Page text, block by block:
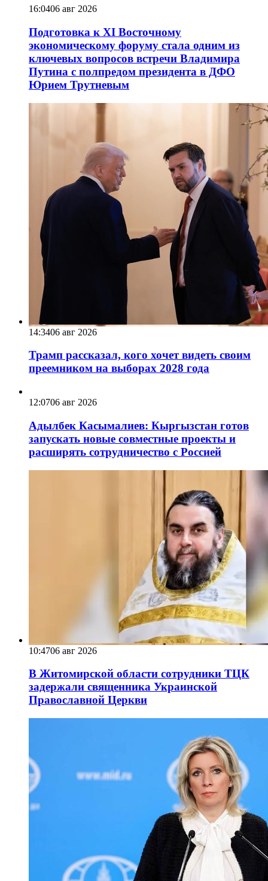
16:0406 авг 2026
Подготовка к XI Восточному
экономическому форуму стала одним из
ключевых вопросов встречи Владимира
Путина с полпредом президента в ДФО
Юрием Трутневым
14:3406 авг 2026
Трамп рассказал, кого хочет видеть своим
преемником на выборах 2028 года
12:0706 авг 2026
Адылбек Касымалиев: Кыргызстан готов
запускать новые совместные проекты и
расширять сотрудничество с Россией
10:4706 авг 2026
В Житомирской области сотрудники ТЦК
задержали священника Украинской
Православной Церкви